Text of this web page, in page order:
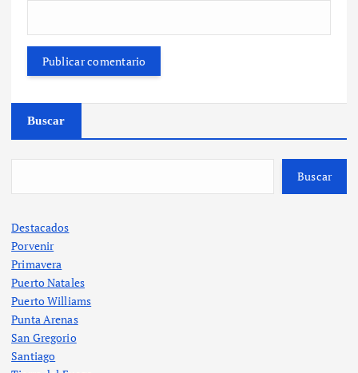
Buscar
Buscar
Destacados
Porvenir
Primavera
Puerto Natales
Puerto Williams
Punta Arenas
San Gregorio
Santiago